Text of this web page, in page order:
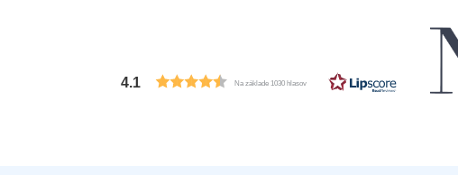
4.1 Na základe 1030 hlasov